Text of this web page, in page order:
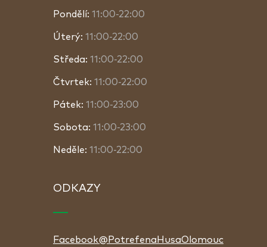
Pondělí: 11:00-22:00
Úterý: 11:00-22:00
Středa: 11:00-22:00
Čtvrtek: 11:00-22:00
Pátek: 11:00-23:00
Sobota: 11:00-23:00
Neděle: 11:00-22:00
ODKAZY
Facebook@PotrefenaHusaOlomouc